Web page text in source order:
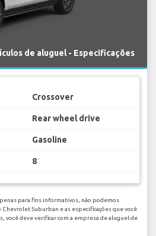
de aluguel - Especificações
Crossover
Rear wheel drive
Gasoline
8
para fins informativos, não podemos
Suburban e as especificações que você
você deve verificar com a empresa de aluguel de